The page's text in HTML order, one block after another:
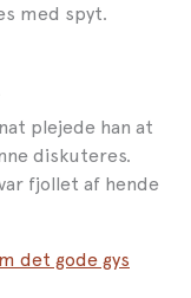
med spyt.
plejede han at
diskuteres.
fjollet af hende
det gode gys